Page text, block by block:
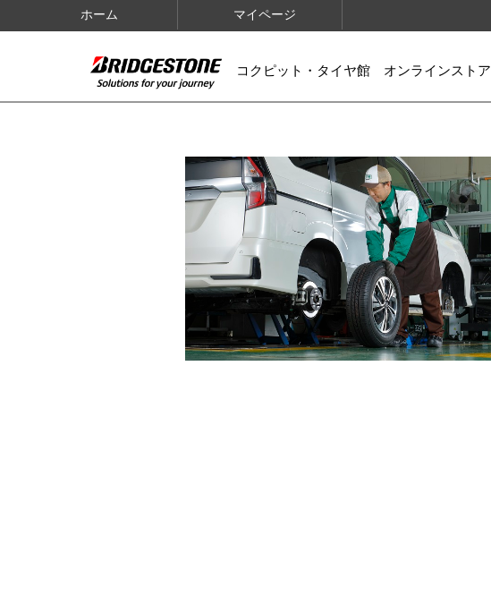
ホーム マイページ
コクピット・タイヤ館 オンラインストア
IMAGES